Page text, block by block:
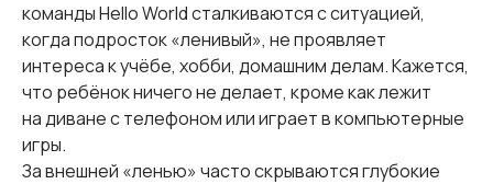
команды Hello World сталкиваются с ситуацией,
когда подросток «ленивый», не проявляет
интереса к учёбе, хобби, домашним делам. Кажется,
что ребёнок ничего не делает, кроме как лежит
на диване с телефоном или играет в компьютерные
игры.
За внешней «ленью» часто скрываются глубокие